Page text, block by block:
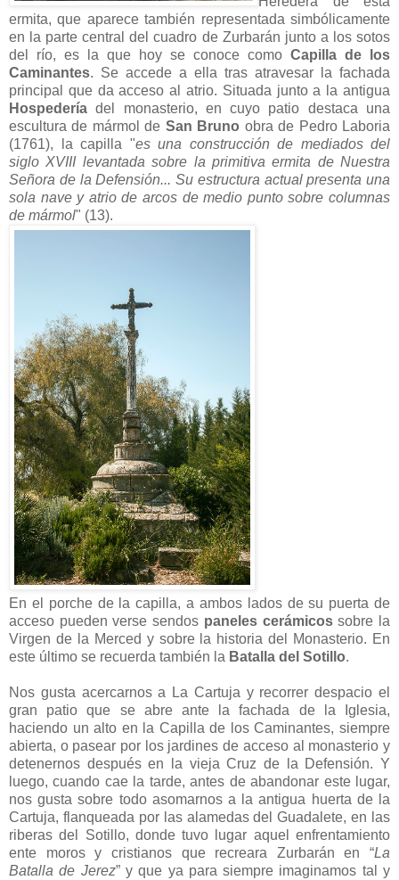
ermita, que aparece también representada simbólicamente
en la parte central del cuadro de Zurbarán junto a los sotos
del río, es la que hoy se conoce como Capilla de los
Caminantes. Se accede a ella tras atravesar la fachada
principal que da acceso al atrio. Situada junto a la antigua
Hospedería del monasterio, en cuyo patio destaca una
escultura de mármol de San Bruno obra de Pedro Laboria
(1761), la capilla "es una construcción de mediados del
siglo XVIII levantada sobre la primitiva ermita de Nuestra
Señora de la Defensión... Su estructura actual presenta una
sola nave y atrio de arcos de medio punto sobre columnas
de mármol" (13).
En el porche de la capilla, a ambos lados de su puerta de
acceso pueden verse sendos paneles cerámicossobre la
Virgen de la Merced y sobre la historia del Monasterio. En
este último se recuerda también la Batalla del Sotillo.
Nos gusta acercarnos a La Cartuja y recorrer despacio el
gran patio que se abre ante la fachada de la Iglesia,
haciendo un alto en la Capilla de los Caminantes, siempre
abierta, o pasear por los jardines de acceso al monasterio y
detenernos después en la vieja Cruz de la Defensión. Y
luego, cuando cae la tarde, antes de abandonar este lugar,
nos gusta sobre todo asomarnos a la antigua huerta de la
Cartuja, flanqueada por las alamedas del Guadalete, en las
riberas del Sotillo, donde tuvo lugar aquel enfrentamiento
ente moros y cristianos que recreara Zurbarán en “La
Batalla de Jerez” y que ya para siempre imaginamos tal y